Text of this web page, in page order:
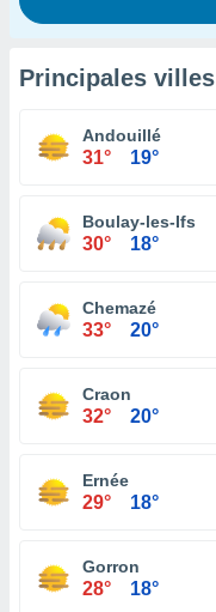
Principales villes
Andouillé
31° 19°
Boulay-les-Ifs
30° 18°
Chemazé
33° 20°
Craon
32° 20°
Ernée
29° 18°
Gorron
28° 18°